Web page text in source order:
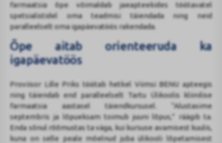
farmaatsia õpe võimaldab jaeapteekides töötavatel
spetsialistidel oma teadmisi täiendada ning neid
paralleelselt oma igapäevatöös rakendada.
Õpe aitab orienteeruda ka
igapäevatöös
Proviisor Lille Priks töötab hetkel Viimsi BENU apteegis
ning täiendab end paralleelselt Tartu Ülikoolis kliinilise
farmaatsia aastasel täiendkursusel. “Alustasime
septembris ja lõpueksam toimub juuni lõpus,” räägib ta.
Enda sõnul rõõmustas ta väga, kui kursuse avamisest kuulis,
kuna on selle peale mõelnud juba ülikooli lõpetamisest